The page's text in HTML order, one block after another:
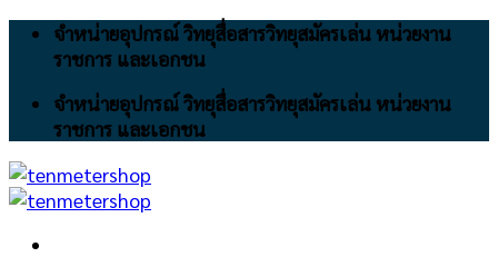
Skip
จำหน่ายอุปกรณ์ วิทยุสื่อสารวิทยุสมัครเล่น หน่วยงาน
ราชการ และเอกชน
จำหน่ายอุปกรณ์ วิทยุสื่อสารวิทยุสมัครเล่น หน่วยงาน
ราชการ และเอกชน